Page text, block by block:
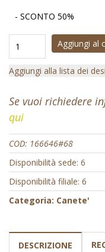
- SCONTO 50%
Aggiungi al
Aggiungi alla lista dei
Se vuoi richiedere
qui
COD: 166646#68
Disponibilità sede: 6
Disponibilità filiale: 6
Categoria: Canete'
DESCRIZIONE